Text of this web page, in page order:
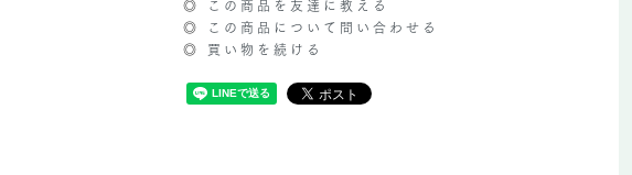
◎ この商品を友達に教える
◎ この商品について問い合わせる
◎ 買い物を続ける